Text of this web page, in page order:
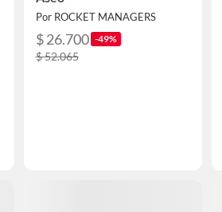
Por ROCKET MANAGERS
$ 26.700 -49%
$ 52.065